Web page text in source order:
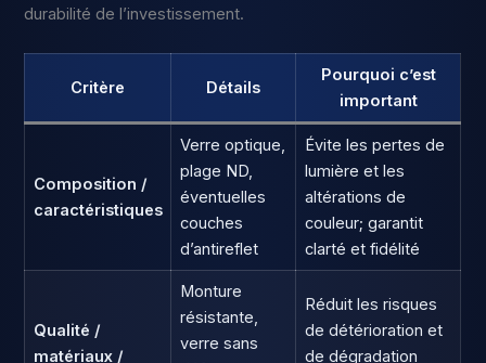
durabilité de l’investissement.
Critère Détails
Pourquoi c’est
important
Composition /
caractéristiques
Verre optique,
plage ND,
éventuelles
couches
d’antireflet
Évite les pertes de
lumière et les
altérations de
couleur; garantit
clarté et fidélité
Qualité /
matériaux /
Monture
résistante,
verre sans
Réduit les risques
de détérioration et
de dégradation